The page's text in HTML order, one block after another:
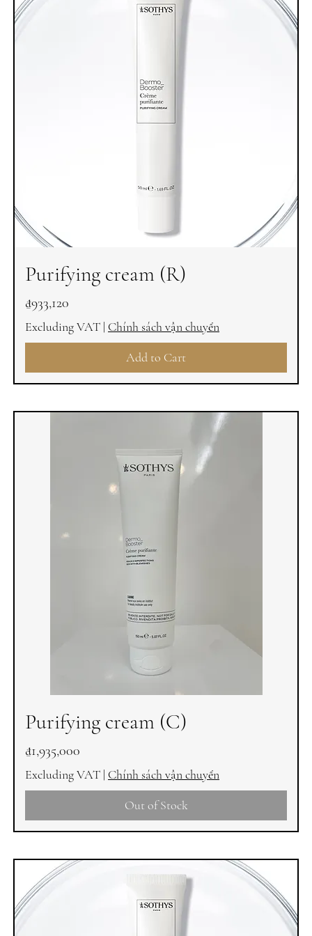
Purifying cream (R)
Price
₫933,120
Excluding VAT | Chính sách vận chuyển
Add to Cart
Purifying cream (C)
Price
₫1,935,000
Excluding VAT | Chính sách vận chuyển
Out of Stock